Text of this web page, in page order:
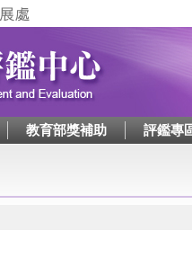
教育部獎補助 評鑑專